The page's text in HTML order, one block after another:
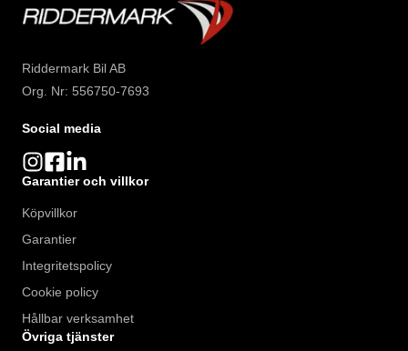
Riddermark Bil AB
Org. Nr: 556750-7693
Social media
Garantier och villkor
Köpvillkor
Garantier
Integritetspolicy
Cookie policy
Hållbar verksamhet
Övriga tjänster